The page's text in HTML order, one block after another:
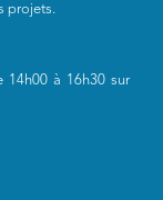
projets.
14h00 à 16h30 sur